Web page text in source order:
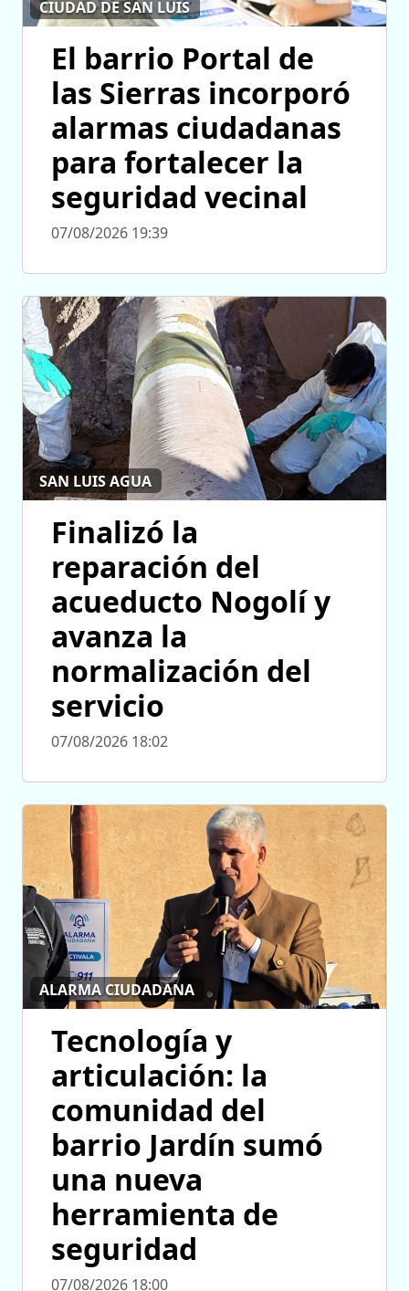
CIUDAD DE SAN LUIS
El barrio Portal de
las Sierras incorporó
alarmas ciudadanas
para fortalecer la
seguridad vecinal
07/08/2026 19:39
SAN LUIS AGUA
Finalizó la
reparación del
acueducto Nogolí y
avanza la
normalización del
servicio
07/08/2026 18:02
ALARMA CIUDADANA
Tecnología y
articulación: la
comunidad del
barrio Jardín sumó
una nueva
herramienta de
seguridad
07/08/2026 18:00